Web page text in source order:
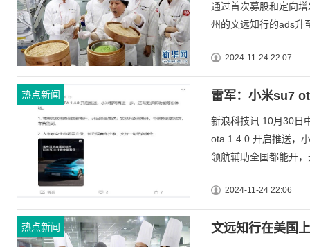
通过首次募股和定向
州的文远知行的ads升
2024-11-24 22:07
热点新闻 雷军：小米su7
新浪科技讯 10月30日
ota 1.4.0 开启推送，
领航辅助全国都能开
2024-11-24 22:06
热点新闻 文远知行在美国